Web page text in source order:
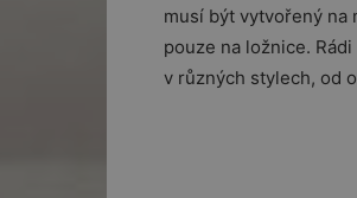
musí být vytvořený na
pouze na ložnice.
v různých stylech, od